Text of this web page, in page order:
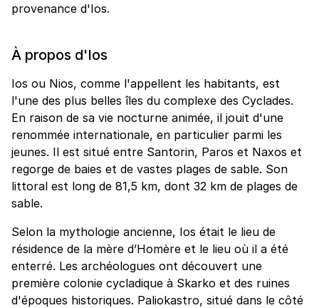
provenance d'Ios.
À propos d'Ios
Ios ou Nios, comme l'appellent les habitants, est
l'une des plus belles îles du complexe des Cyclades.
En raison de sa vie nocturne animée, il jouit d'une
renommée internationale, en particulier parmi les
jeunes. Il est situé entre Santorin, Paros et Naxos et
regorge de baies et de vastes plages de sable. Son
littoral est long de 81,5 km, dont 32 km de plages de
sable.
Selon la mythologie ancienne, Ios était le lieu de
résidence de la mère d’Homère et le lieu où il a été
enterré. Les archéologues ont découvert une
première colonie cycladique à Skarko et des ruines
d'époques historiques. Paliokastro, situé dans le côté